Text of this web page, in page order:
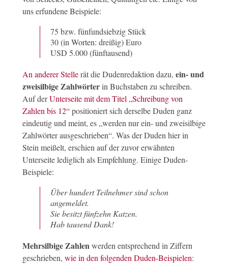
uns erfundene Beispiele:
75 bzw. fünfundsiebzig Stück
30 (in Worten: dreißig) Euro
USD 5.000 (fünftausend)
An anderer Stellerät die Dudenredaktion dazu, ein- und
zweisilbige Zahlwörterin Buchstaben zu schreiben.
Auf derUnterseite mit dem Titel „Schreibung von
Zahlen bis 12“positioniert sich derselbe Duden ganz
eindeutig und meint, es „werden nur ein- und zweisilbige
Zahlwörter ausgeschrieben“. Was der Duden hier in
Stein meißelt, erschien auf der zuvor erwähnten
Unterseite lediglich als Empfehlung. Einige Duden-
Beispiele:
Über hundert Teilnehmer sind schon
angemeldet.
Sie besitzt fünfzehn Katzen.
Hab tausend Dank!
Mehrsilbige Zahlen werden entsprechend in Ziffern
geschrieben, wie in den folgenden Duden-Beispielen: